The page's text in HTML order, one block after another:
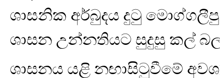
ශාසනික අර්බුදය දුටු
ශාසන උන්නතියට සුදුසු කල්
ශාසනය යළි නඟාසිටුවීමේ